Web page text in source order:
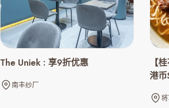
The Uniek : 享9折优惠
南丰纱厂
【
港